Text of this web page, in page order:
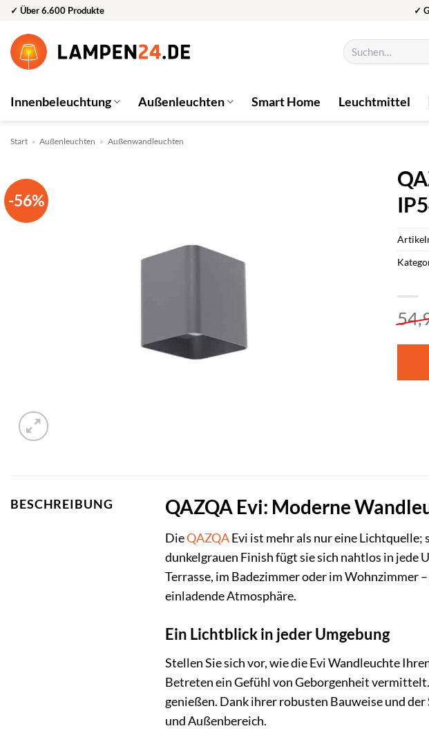
Zum
springen
✓ Über 6.600 Produkte ✓
Suchen
nach:
Innenbeleuchtung Außenleuchten Smart Home Leuchtmittel
Start » Außenleuchten » Außenwandleuchten
-56%
BESCHREIBUNG QAZQA Evi: Moderne
DieQAZQAEvi ist mehr als nur eine
dunkelgrauen Finish fügt sie sich nahtlos in jede
Terrasse, im Badezimmer oder im Wohnzimmer –
einladende Atmosphäre.
Ein Lichtblick in jeder Umgebung
Stellen Sie sich vor, wie die Evi Wandleuchte
Betreten ein Gefühl von Geborgenheit
genießen. Dank ihrer robusten Bauweise und
und Außenbereich.